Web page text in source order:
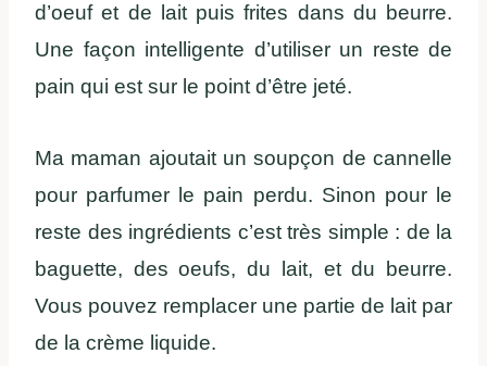
d’oeuf et de lait puis frites dans du beurre.
Une façon intelligente d’utiliser un reste de
pain qui est sur le point d’être jeté.
Ma maman ajoutait un soupçon de cannelle
pour parfumer le pain perdu. Sinon pour le
reste des ingrédients c’est très simple : de la
baguette, des oeufs, du lait, et du beurre.
Vous pouvez remplacer une partie de lait par
de la crème liquide.